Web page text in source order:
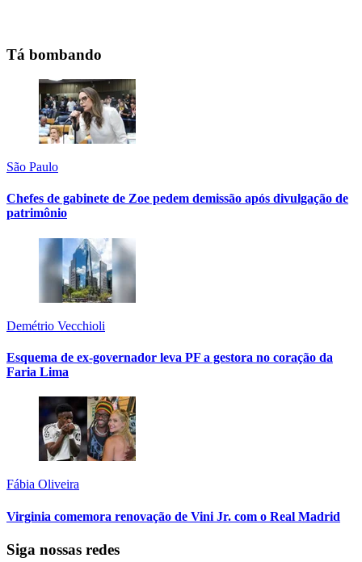
Tá bombando
São Paulo
Chefes de gabinete de Zoe pedem demissão após divulgação de
patrimônio
Demétrio Vecchioli
Esquema de ex-governador leva PF a gestora no coração da
Faria Lima
Fábia Oliveira
Virginia comemora renovação de Vini Jr. com o Real Madrid
Siga nossas redes